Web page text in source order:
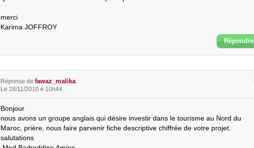
merci
Karima JOFFROY
Répondre
Réponse de fawaz_malika
Le 28/11/2010 é 10h44
Bonjour
nous avons un groupe anglais qui désire investir dans le tourisme au Nord du
Maroc, prière, nous faire parvenir fiche descriptive chiffrée de votre projet.
salutations